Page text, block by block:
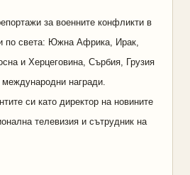
за военните конфликти в
по света: Южна Африка, Ирак,
и Херцеговина, Сърбия, Грузия
награди.
си като директор на новините
телевизия и сътрудник на